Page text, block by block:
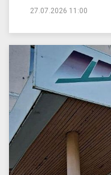
27.07.2026 11:00